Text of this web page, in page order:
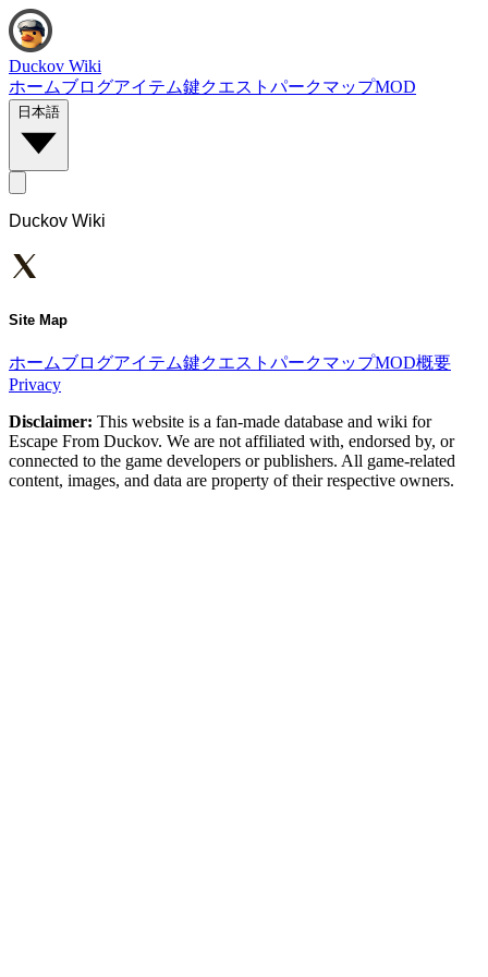
Duckov Wiki
ホームブログアイテム鍵クエスト パークマップMOD
日本語
Duckov Wiki
Site Map
ホームブログアイテム鍵クエスト パークマップMOD概要
Privacy
Disclaimer: This website is a fan-made database and wiki for
Escape From Duckov. We are not affiliated with, endorsed by, or
connected to the game developers or publishers. All game-related
content, images, and data are property of their respective owners.